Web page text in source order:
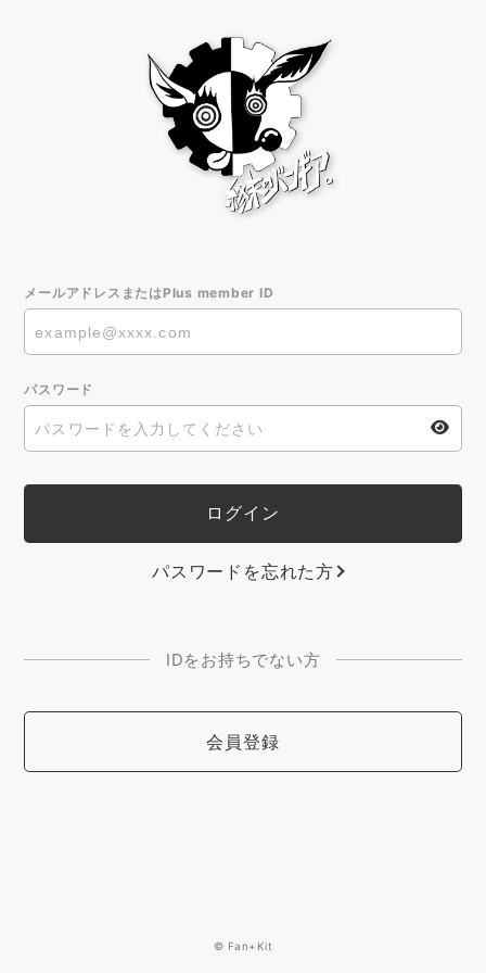
メールアドレスまたはPlus member ID
パスワード
パスワードを忘れた方
IDをお持ちでない方
会員登録
© Fan+Kit